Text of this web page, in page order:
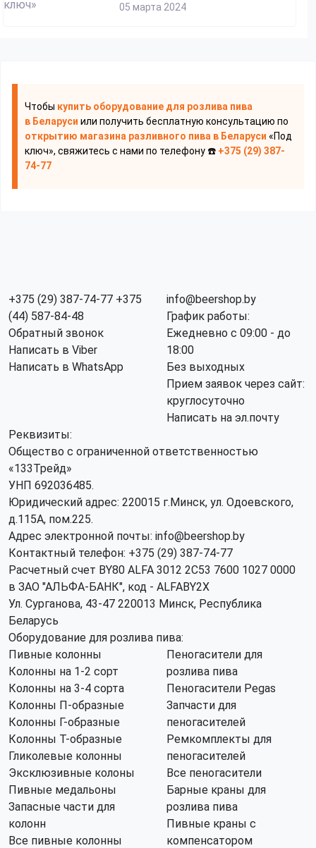
05 марта 2024
Чтобы купить оборудование для розлива пива
в Беларуси или получить бесплатную консультацию по
открытию магазина разливного пива в Беларуси «Под
ключ», свяжитесь с нами по телефону ☎️ +375 (29) 387-
74-77
+375 (29) 387-74-77 +375
(44) 587-84-48
Обратный звонок
Написать в Viber
Написать в WhatsApp
info@beershop.by
График работы:
Ежедневно с 09:00 - до
18:00
Без выходных
Прием заявок через сайт:
круглосуточно
Написать на эл.почту
Реквизиты:
Общество с ограниченной ответственностью
«133Трейд»
УНП 692036485​.
Юридический адрес: 220015 г.Минск, ул. Одоевского,
д.115А, пом.225.
Адрес электронной почты: info@beershop.by
Контактный телефон: +375 (29) 387-74-77
Расчетный счет BY80 ALFA 3012 2C53 7600 1027 0000
в ЗАО "АЛЬФА-БАНК", код - ALFABY2X
Ул. Сурганова, 43-47 220013 Минск, Республика
Беларусь
Оборудование для розлива пива:
Пивные колонны
Колонны на 1-2 сорт
Колонны на 3-4 сорта
Колонны П-образные
Колонны Г-образные
Колонны Т-образные
Гликолевые колонны
Эксклюзивные колоны
Пивные медальоны
Запасные части для
колонн
Все пивные колонны
Пеногасители для
розлива пива
Пеногасители Pegas
Запчасти для
пеногасителей
Ремкомплекты для
пеногасителей
Все пеногасители
Барные краны для
розлива пива
Пивные краны с
компенсатором